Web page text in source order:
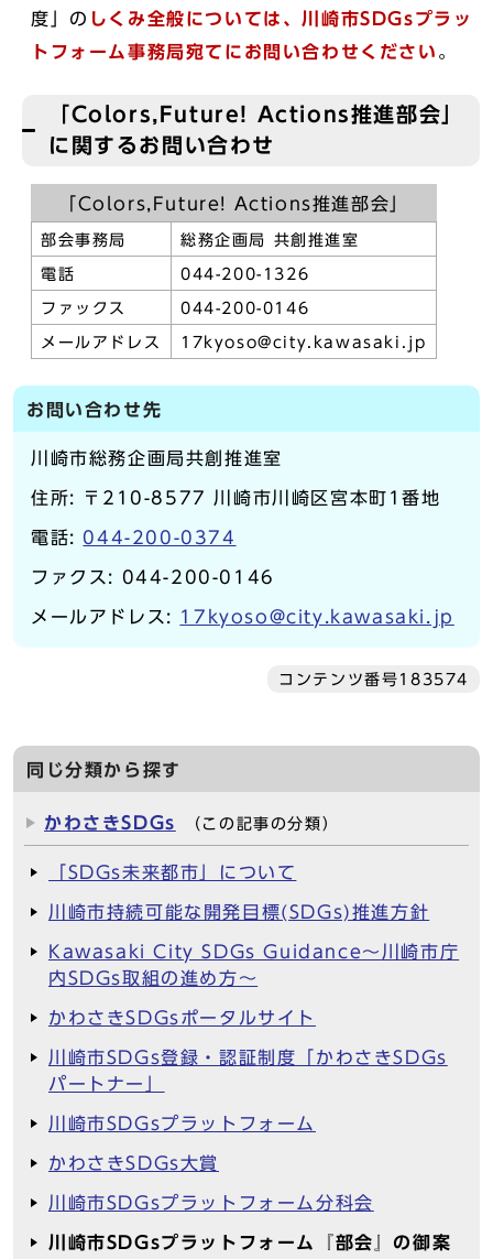
度」の しくみ全般については、川崎市SDGsプラッ
トフォーム事務局宛てにお問い合わせください 。
「Colors,Future! Actions推進部会」
に関するお問い合わせ
「Colors,Future! Actions推進部会」
部会事務局 総務企画局 共創推進室
電話 044-200-1326
ファックス 044-200-0146
メールアドレス 17kyoso@city.kawasaki.jp
お問い合わせ先
川崎市総務企画局共創推進室
住所: 〒210-8577 川崎市川崎区宮本町1番地
電話: 044-200-0374
ファクス: 044-200-0146
メールアドレス: 17kyoso@city.kawasaki.jp
コンテンツ番号183574
同じ分類から探す
かわさきSDGs （この記事の分類）
「SDGs未来都市」について
川崎市持続可能な開発目標(SDGs)推進方針
Kawasaki City SDGs Guidance～川崎市庁
内SDGs取組の進め方～
かわさきSDGsポータルサイト
川崎市SDGs登録・認証制度「かわさきSDGs
パートナー」
川崎市SDGsプラットフォーム
かわさきSDGs大賞
川崎市SDGsプラットフォーム分科会
川崎市SDGsプラットフォーム『部会』の御案